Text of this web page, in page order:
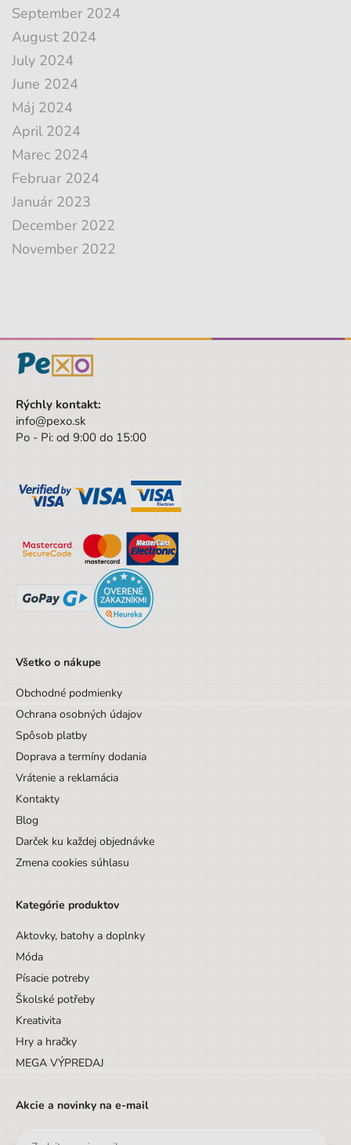
September 2024
August 2024
July 2024
June 2024
Máj 2024
April 2024
Marec 2024
Februar 2024
Január 2023
December 2022
November 2022
Rýchly kontakt:
info@pexo.sk
Po - Pi: od 9:00 do 15:00
Všetko o nákupe
Obchodné podmienky
Ochrana osobných údajov
Spôsob platby
Doprava a termíny dodania
Vrátenie a reklamácia
Kontakty
Blog
Darček ku každej objednávke
Zmena cookies súhlasu
Kategórie produktov
Aktovky, batohy a doplnky
Móda
Písacie potreby
Školské potřeby
Kreativita
Hry a hračky
MEGA VÝPREDAJ
Akcie a novinky na e-mail